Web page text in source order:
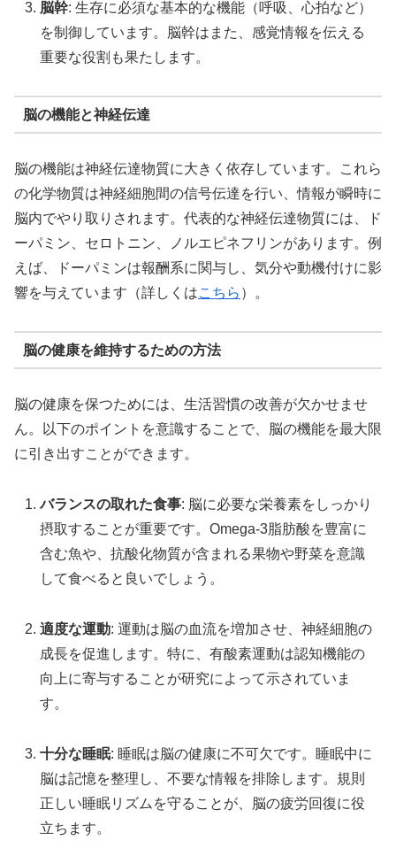
脳幹: 生存に必須な基本的な機能（呼吸、心拍など）
を制御しています。脳幹はまた、感覚情報を伝える
重要な役割も果たします。
脳の機能と神経伝達
脳の機能は神経伝達物質に大きく依存しています。これら
の化学物質は神経細胞間の信号伝達を行い、情報が瞬時に
脳内でやり取りされます。代表的な神経伝達物質には、ド
ーパミン、セロトニン、ノルエピネフリンがあります。例
えば、ドーパミンは報酬系に関与し、気分や動機付けに影
響を与えています（詳しくはこちら ）。
脳の健康を維持するための方法
脳の健康を保つためには、生活習慣の改善が欠かせませ
ん。以下のポイントを意識することで、脳の機能を最大限
に引き出すことができます。
バランスの取れた食事: 脳に必要な栄養素をしっかり
摂取することが重要です。Omega-3脂肪酸を豊富に
含む魚や、抗酸化物質が含まれる果物や野菜を意識
して食べると良いでしょう。
適度な運動: 運動は脳の血流を増加させ、神経細胞の
成長を促進します。特に、有酸素運動は認知機能の
向上に寄与することが研究によって示されていま
す。
十分な睡眠: 睡眠は脳の健康に不可欠です。睡眠中に
脳は記憶を整理し、不要な情報を排除します。規則
正しい睡眠リズムを守ることが、脳の疲労回復に役
立ちます。